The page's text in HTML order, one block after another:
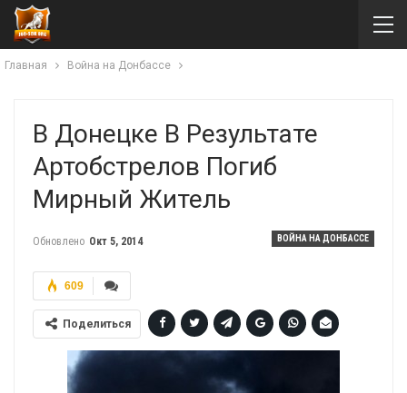
Главная Война на Донбассе
В Донецке В Результате
Артобстрелов Погиб
Мирный Житель
ВОЙНА НА ДОНБАССЕ
Обновлено Окт 5, 2014
609
Поделиться